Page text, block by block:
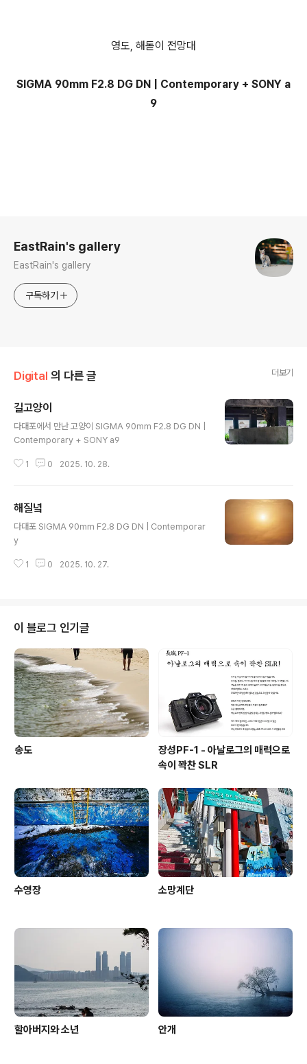
영도, 해돋이 전망대
SIGMA 90mm F2.8 DG DN | Contemporary + SONY a
9
EastRain's gallery
EastRain's gallery
구독하기
Digital 의 다른 글 더보기
길고양이
다대포에서 만난 고양이 SIGMA 90mm F2.8 DG DN |
Contemporary + SONY a9
1 0 2025. 10. 28.
해질녘
다대포 SIGMA 90mm F2.8 DG DN | Contemporar
y
1 0 2025. 10. 27.
이 블로그 인기글
송도
장성PF-1 - 아날로그의 매력으로
속이 꽉찬 SLR
수영장 소망계단
할아버지와 소년 안개